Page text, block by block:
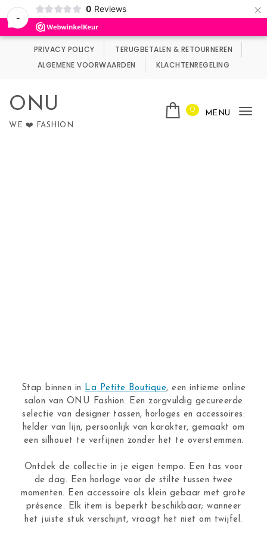
-
0 Reviews ×
Wij maken gebruik van cookies.
PRIVACY POLICY
TERUGBETALEN & RETOURNEREN
ALGEMENE VOORWAARDEN
KLACHTENREGELING
ONU
WE ❤️ FASHION
0 MENU
Stap binnen in La Petite Boutique, een intieme online
salon van ONU Fashion. Een zorgvuldig gecureerde
selectie van designer tassen, horloges en accessoires:
helder van lijn, persoonlijk van karakter, gemaakt om
een silhouet te verfijnen zonder het te overstemmen.
Ontdek de collectie in je eigen tempo. Een tas voor
de dag. Een horloge voor de stilte tussen twee
momenten. Een accessoire als klein gebaar met grote
présence. Elk item is beperkt beschikbaar; wanneer
het juiste stuk verschijnt, vraagt het niet om twijfel.